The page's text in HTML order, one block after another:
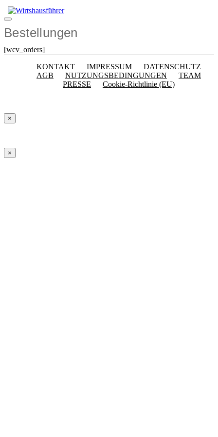
Zum
Inhalt
Menü
Bestellungen
[wcv_orders]
KONTAKT IMPRESSUM
DATENSCHUTZ
AGB
NUTZUNGSBEDINGUNGEN
TEAM
PRESSE
Cookie-Richtlinie (EU)
×
×